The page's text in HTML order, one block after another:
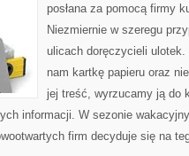
posłana za pomocą firmy
Niezmiernie w szeregu
ulicach doręczycieli ulotek.
nam kartkę papieru oraz
jej treść, wyrzucamy ją do
informacji. W sezonie
firm decyduje się na